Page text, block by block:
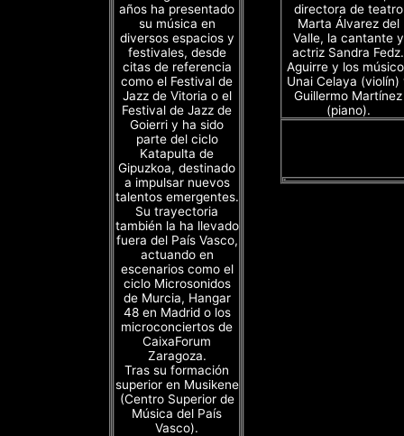
años ha presentado
su música en
diversos espacios y
festivales, desde
citas de referencia
como el Festival de
Jazz de Vitoria o el
Festival de Jazz de
Goierri y ha sido
parte del ciclo
Katapulta de
Gipuzkoa, destinado
a impulsar nuevos
talentos emergentes.
Su trayectoria
también la ha llevado
fuera del País Vasco,
actuando en
escenarios como el
ciclo Microsonidos
de Murcia, Hangar
48 en Madrid o los
microconciertos de
CaixaForum
Zaragoza.
Tras su formación
superior en Musikene
(Centro Superior de
Música del País
Vasco).
directora de teatro
Marta Álvarez del
Valle, la cantante y
actriz Sandra Fedz.
Aguirre y los
Unai Celaya (violín)
Guillermo Martínez
(piano).